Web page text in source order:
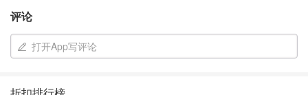
评论
打开App写评论